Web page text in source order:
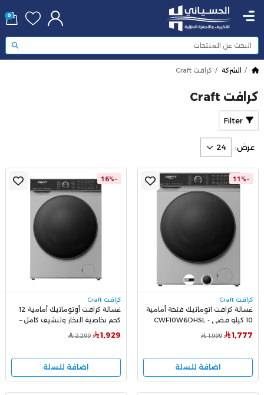
0
الشركة كرافت Craft
كرافت Craft
Filter
عرض:
-11%
كرافت Craft
غسالة كرافت اتوماتيك فتحة أمامية
10 كيلو فضي - CWF10W6DHSL
1,777
1,999
اضافة للسلة
-16%
كرافت Craft
غسالة كرافت أوتوماتيك أمامية 12
كجم بخاصية البخار وتنشيف كامل –
فضي، موديل CWF12W7DHSL
1,929
2,299
اضافة للسلة